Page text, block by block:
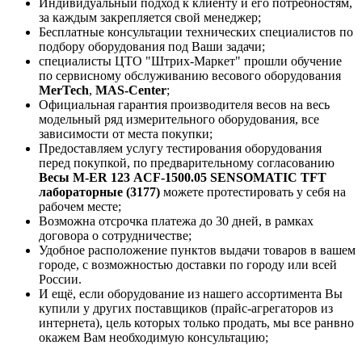
за каждым закрепляется свой менеджер;
Бесплатные консультации технических специалистов по
подбору оборудования под Ваши задачи;
специалисты ЦТО "Штрих-Маркет" прошли обучение
по сервисному обслуживанию весового оборудования
MerTech, MAS-Center;
Официальная гарантия производителя весов на весь
модельный ряд измерительного оборудования, все
зависимости от места покупки;
Предоставляем услугу тестирования оборудования
перед покупкой, по предварительному согласованию
Весы M-ER 123 АCF-1500.05 SENSOMATIC TFT
лабораторные (3177) можете протестировать у себя на
рабочем месте;
Возможна отсрочка платежа до 30 дней, в рамках
договора о сотрудничестве;
Удобное расположение пунктов выдачи товаров в вашем
городе, с возможностью доставки по городу или всей
России.
И ещё, если оборудование из нашего ассортимента Вы
купили у других поставщиков (прайс-агрегаторов из
интернета), цель которых только продать, мы все ранвно
окажем Вам необходимую консультацию;